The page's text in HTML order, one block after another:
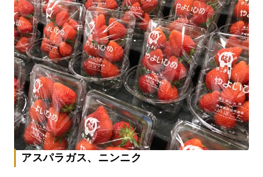
アスパラガス、ニンニク